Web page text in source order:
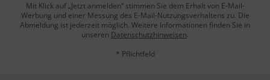
Mit Klick auf „Jetzt anmelden“ stimmen Sie dem Erhalt von E-Mail-
Werbung und einer Messung des E-Mail-Nutzungsverhaltens zu. Die
Abmeldung ist jederzeit möglich. Weitere Informationen finden Sie in
unseren Datenschutzhinweisen.
* Pflichtfeld